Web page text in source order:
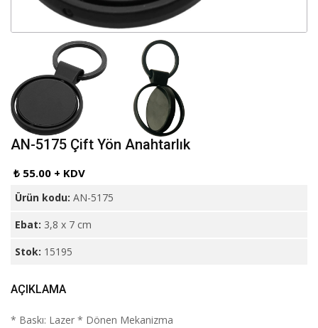
AN-5175 Çift Yön Anahtarlık
₺ 55.00 + KDV
Ürün kodu: AN-5175
Ebat: 3,8 x 7 cm
Stok: 15195
AÇIKLAMA
* Baskı: Lazer * Dönen Mekanizma